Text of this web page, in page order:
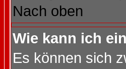
Nach oben
Wie kann ich
Es können sich